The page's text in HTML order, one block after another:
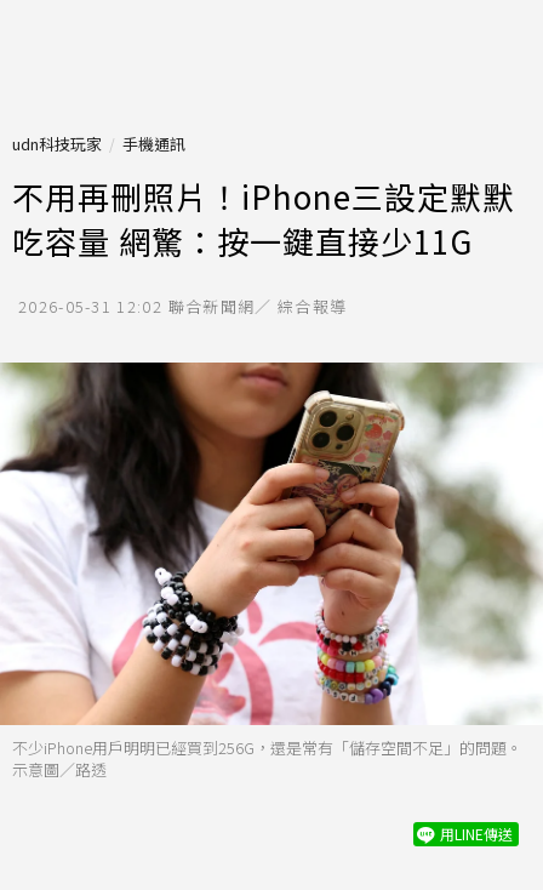
udn科技玩家 手機通訊
不用再刪照片！iPhone三設定默默
吃容量 網驚：按一鍵直接少11G
2026-05-31 12:02 聯合新聞網／ 綜合報導
不少iPhone用戶明明已經買到256G，還是常有「儲存空間不足」的問題。
示意圖／路透
用LINE傳送